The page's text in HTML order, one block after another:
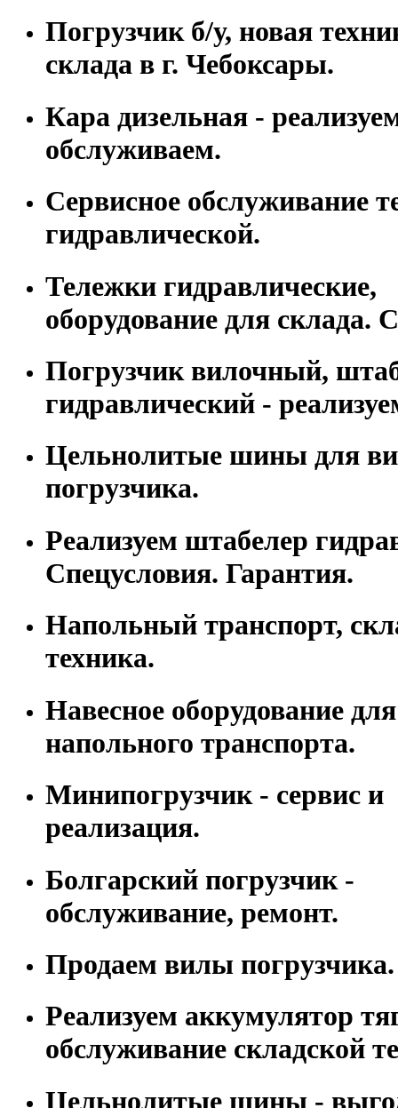
Погрузчик б/у, новая
склада в г. Чебоксары.
Кара дизельная -
обслуживаем.
Сервисное обслуживание
гидравлической.
Тележки гидравлические,
оборудование для склада.
Погрузчик вилочный,
гидравлический -
Цельнолитые шины для
погрузчика.
Реализуем штабелер
Спецусловия. Гарантия.
Напольный транспорт,
техника.
Навесное оборудование для
напольного транспорта.
Минипогрузчик - сервис и
реализация.
Болгарский погрузчик -
обслуживание, ремонт.
Продаем вилы погрузчика.
Реализуем аккумулятор
обслуживание складской
Цельнолитые шины -